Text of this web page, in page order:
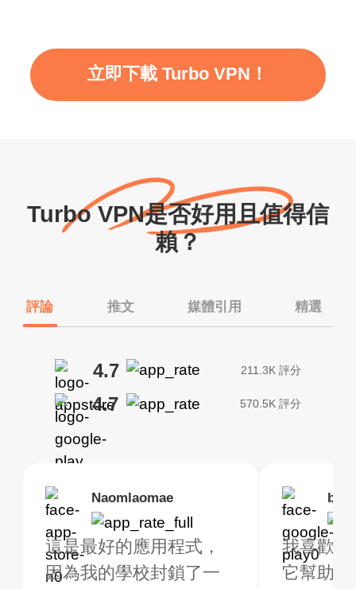
立即下載 Turbo VPN！
Turbo VPN是否好用且值得信
賴？
評論 推文 媒體引用 精選
4.7 211.3K 評分
4.7 570.5K 評分
Naomlaomae
這是最好的應用程式，
因為我的學校封鎖了一
我喜歡
它幫助
Kirtisha Samant
最好的免費 VPN。我不
是常規 VPN 用戶，但當
我已經
大約2週
Brias
VPN 真的很棒！
多免費的地點可供
Foutrrrrrr
強烈推薦，因為我
線快速穩定。